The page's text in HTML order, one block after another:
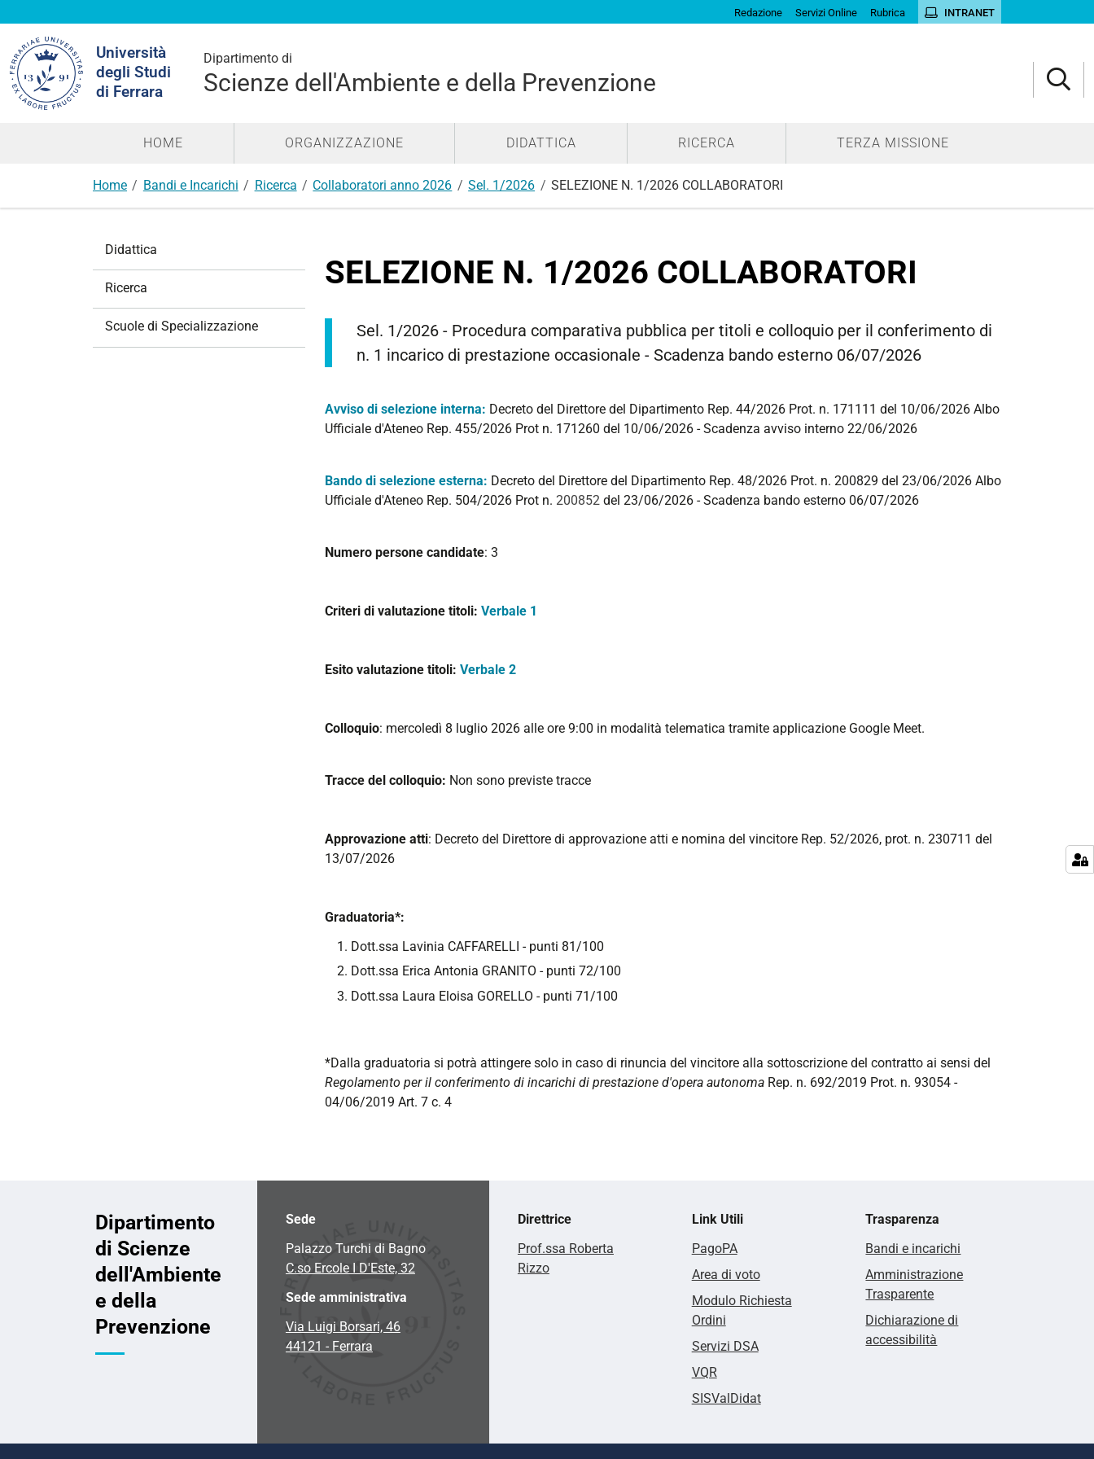
Redazione Servizi Online Rubrica INTRANET
Università
degli Studi
di Ferrara
Dipartimento di
Scienze dell'Ambiente e della Prevenzione
nel
sito
HOME ORGANIZZAZIONE DIDATTICA RICERCA TERZA MISSIONE
Home Bandi e Incarichi Ricerca Collaboratori anno 2026 Sel. 1/2026 SELEZIONE N. 1/2026 COLLABORATORI
SELEZIONE N. 1/2026 COLLABORATORI
Sel. 1/2026 - Procedura comparativa pubblica per titoli e colloquio per il conferimento di
n. 1 incarico di prestazione occasionale - Scadenza bando esterno 06/07/2026
Avviso di selezione interna: Decreto del Direttore del Dipartimento Rep. 44/2026 Prot. n. 171111 del 10/06/2026 Albo
Ufficiale d'Ateneo Rep. 455/2026 Prot n. 171260 del 10/06/2026 - Scadenza avviso interno 22/06/2026
Bando di selezione esterna: Decreto del Direttore del Dipartimento Rep. 48/2026 Prot. n. 200829 del 23/06/2026 Albo
Ufficiale d'Ateneo Rep. 504/2026 Prot n. 200852 del 23/06/2026 - Scadenza bando esterno 06/07/2026
Numero persone candidate: 3
Criteri di valutazione titoli: Verbale 1
Esito valutazione titoli: Verbale 2
Colloquio: mercoledì 8 luglio 2026 alle ore 9:00 in modalità telematica tramite applicazione Google Meet.
Tracce del colloquio: Non sono previste tracce
Approvazione atti: Decreto del Direttore di approvazione atti e nomina del vincitore Rep. 52/2026, prot. n. 230711 del
13/07/2026
Graduatoria*:
Dott.ssa Lavinia CAFFARELLI - punti 81/100
Dott.ssa Erica Antonia GRANITO - punti 72/100
Dott.ssa Laura Eloisa GORELLO - punti 71/100
*Dalla graduatoria si potrà attingere solo in caso di rinuncia del vincitore alla sottoscrizione del contratto ai sensi del
Regolamento per il conferimento di incarichi di prestazione d'opera autonoma Rep. n. 692/2019 Prot. n. 93054 -
04/06/2019 Art. 7 c. 4
Didattica
Ricerca
Scuole di Specializzazione
Dipartimento
di Scienze
dell'Ambiente
e della
Prevenzione
Sede
Palazzo Turchi di Bagno
C.so Ercole I D'Este, 32
Sede amministrativa
Via Luigi Borsari, 46
44121 - Ferrara
Direttrice
Prof.ssa Roberta
Rizzo
Link Utili
PagoPA
Area di voto
Modulo Richiesta
Ordini
Servizi DSA
VQR
SISValDidat
Trasparenza
Bandi e incarichi
Amministrazione
Trasparente
Dichiarazione di
accessibilità